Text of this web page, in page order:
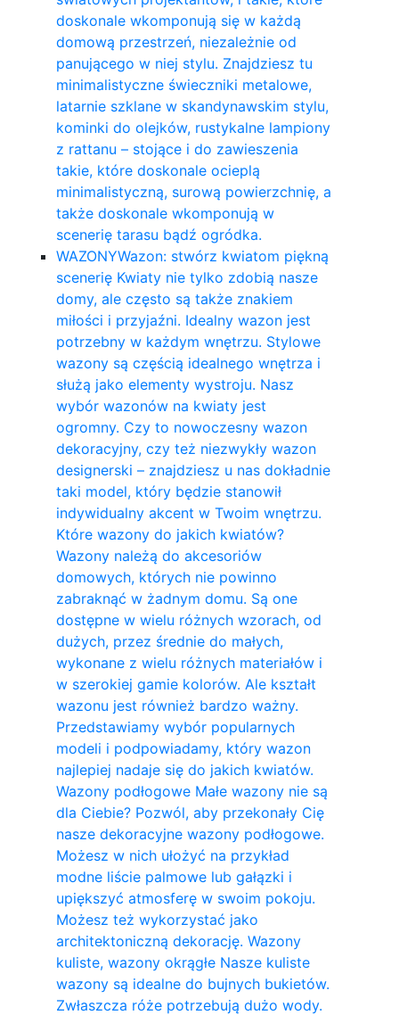
doskonale wkomponują się w każdą
domową przestrzeń, niezależnie od
panującego w niej stylu. Znajdziesz tu
minimalistyczne świeczniki metalowe,
latarnie szklane w skandynawskim stylu,
kominki do olejków, rustykalne lampiony
z rattanu – stojące i do zawieszenia
takie, które doskonale ocieplą
minimalistyczną, surową powierzchnię, a
także doskonale wkomponują w
scenerię tarasu bądź ogródka.
WAZONYWazon: stwórz kwiatom piękną
scenerię Kwiaty nie tylko zdobią nasze
domy, ale często są także znakiem
miłości i przyjaźni. Idealny wazon jest
potrzebny w każdym wnętrzu. Stylowe
wazony są częścią idealnego wnętrza i
służą jako elementy wystroju. Nasz
wybór wazonów na kwiaty jest
ogromny. Czy to nowoczesny wazon
dekoracyjny, czy też niezwykły wazon
designerski – znajdziesz u nas dokładnie
taki model, który będzie stanowił
indywidualny akcent w Twoim wnętrzu.
Które wazony do jakich kwiatów?
Wazony należą do akcesoriów
domowych, których nie powinno
zabraknąć w żadnym domu. Są one
dostępne w wielu różnych wzorach, od
dużych, przez średnie do małych,
wykonane z wielu różnych materiałów i
w szerokiej gamie kolorów. Ale kształt
wazonu jest również bardzo ważny.
Przedstawiamy wybór popularnych
modeli i podpowiadamy, który wazon
najlepiej nadaje się do jakich kwiatów.
Wazony podłogowe Małe wazony nie są
dla Ciebie? Pozwól, aby przekonały Cię
nasze dekoracyjne wazony podłogowe.
Możesz w nich ułożyć na przykład
modne liście palmowe lub gałązki i
upiększyć atmosferę w swoim pokoju.
Możesz też wykorzystać jako
architektoniczną dekorację. Wazony
kuliste, wazony okrągłe Nasze kuliste
wazony są idealne do bujnych bukietów.
Zwłaszcza róże potrzebują dużo wody.